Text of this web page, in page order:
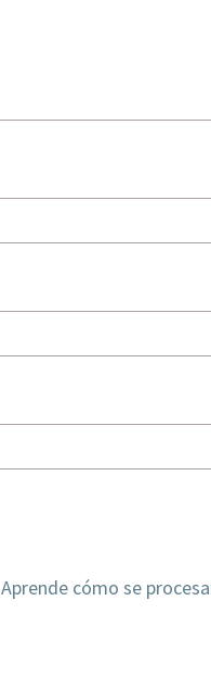
Aprende cómo se